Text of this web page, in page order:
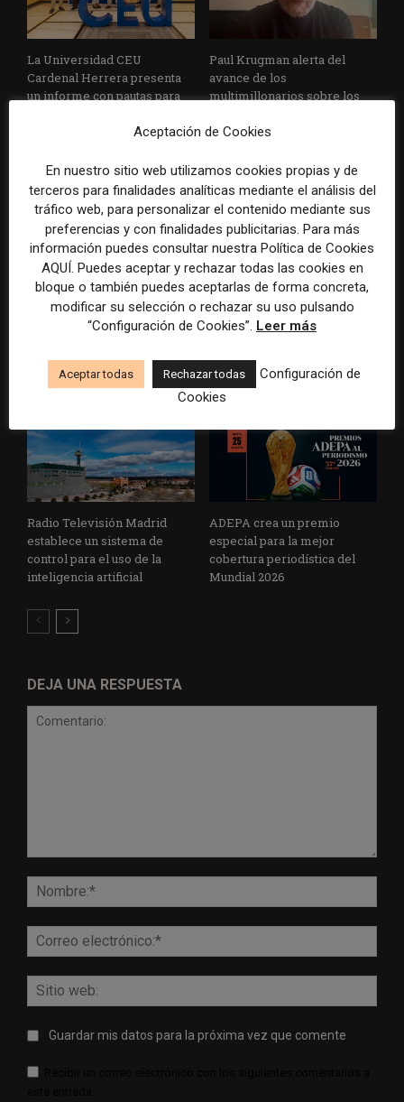
La Universidad CEU
Cardenal Herrera presenta
un informe con pautas para
Paul Krugman alerta del
avance de los
multimillonarios sobre los
La Marea cierra 2025 con
superávit, pero su
cooperativa pierde 38.542
El Premio Gabo 2026
reconoce cinco historias de
Brasil, España y El Salvador
sobre el poder, la memoria y
Radio Televisión Madrid
establece un sistema de
control para el uso de la
inteligencia artificial
ADEPA crea un premio
especial para la mejor
cobertura periodística del
Mundial 2026
DEJA UNA RESPUESTA
Guardar mis datos para la próxima vez que comente
Aceptación de Cookies
En nuestro sitio web utilizamos cookies propias y de
terceros para finalidades analíticas mediante el análisis del
tráfico web, para personalizar el contenido mediante sus
preferencias y con finalidades publicitarias. Para más
información puedes consultar nuestra Política de Cookies
AQUÍ. Puedes aceptar y rechazar todas las cookies en
bloque o también puedes aceptarlas de forma concreta,
modificar su selección o rechazar su uso pulsando
“Configuración de Cookies”. Leer más
Aceptar todas Rechazar todas
Configuración de
Cookies